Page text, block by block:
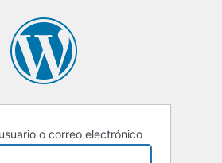
o correo electrónico